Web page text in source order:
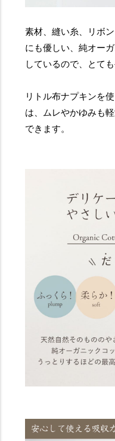
素材、縫い糸、リボ
にも優しい、純オー
しているので、とて
リトル布ナプキンを
は、ムレやかゆみも
できます。